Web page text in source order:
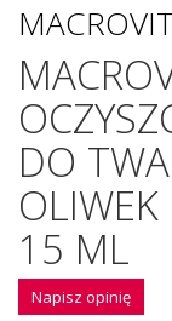
DO
15 ML
Napisz opinię